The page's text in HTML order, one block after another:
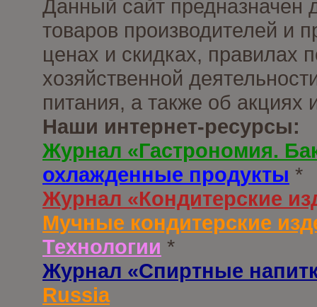
Данный сайт предназначен
товаров производителей и
ценах и скидках, правилах
хозяйственной
питания, а также об
Наши интернет-ресурсы:
Журнал «Гастрономия.
охлажденные продукты *
Журнал «Кондитерские
Мучные кондитерские
Технологии *
Журнал «Спиртные
Russia